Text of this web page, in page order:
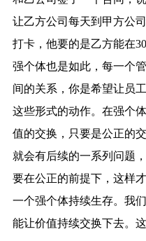
让乙方公司每天到甲方公
打卡，他要的是乙方能在
强个体也是如此，每一个
间的关系，你是希望让员
这些形式的动作。在强个
值的交换，只要是公正的
就会有后续的一系列问题
要在公正的前提下，这样
一个强个体持续生存。我
能让价值持续交换下去。